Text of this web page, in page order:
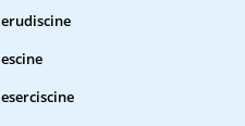
erudiscine
escine
eserciscine